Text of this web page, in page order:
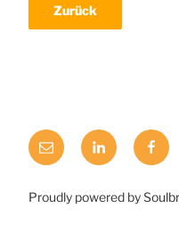
Mail LinkedIn
Proudly powered by